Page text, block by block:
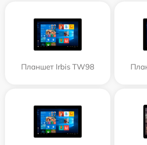
Планшет Irbis TW98